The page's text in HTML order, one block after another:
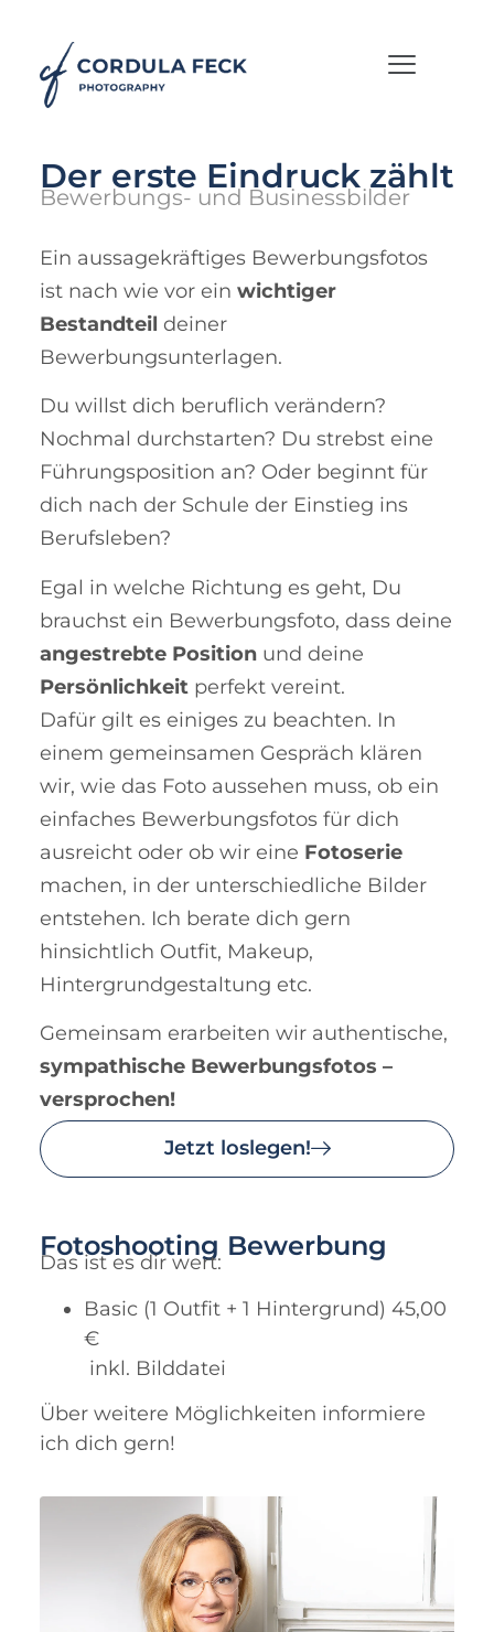
Der erste Eindruck zählt
Bewerbungs- und Businessbilder
Ein aussagekräftiges Bewerbungsfotos
ist nach wie vor ein wichtiger
Bestandteil deiner
Bewerbungsunterlagen.
Du willst dich beruflich verändern?
Nochmal durchstarten? Du strebst eine
Führungsposition an? Oder beginnt für
dich nach der Schule der Einstieg ins
Berufsleben?
Egal in welche Richtung es geht, Du
brauchst ein Bewerbungsfoto, dass deine
angestrebte Positionund deine
Persönlichkeitperfekt vereint.
Dafür gilt es einiges zu beachten. In
einem gemeinsamen Gespräch klären
wir, wie das Foto aussehen muss, ob ein
einfaches Bewerbungsfotos für dich
ausreicht oder ob wir eine Fotoserie
machen, in der unterschiedliche Bilder
entstehen. Ich berate dich gern
hinsichtlich Outfit, Makeup,
Hintergrundgestaltung etc.
Gemeinsam erarbeiten wir authentische,
sympathische Bewerbungsfotos –
versprochen!
Jetzt loslegen!
Fotoshooting Bewerbung
Das ist es dir wert:
Basic (1 Outfit + 1 Hintergrund) 45,00
€
inkl. Bilddatei
Über weitere Möglichkeiten informiere
ich dich gern!